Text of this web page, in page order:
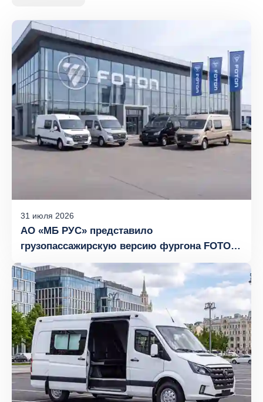
31 июля 2026
АО «МБ РУС» представило
грузопассажирскую версию фургона FOTON
TOANO с компоновкой сидений 6+1